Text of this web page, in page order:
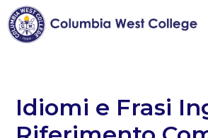
Idiomi e Frasi